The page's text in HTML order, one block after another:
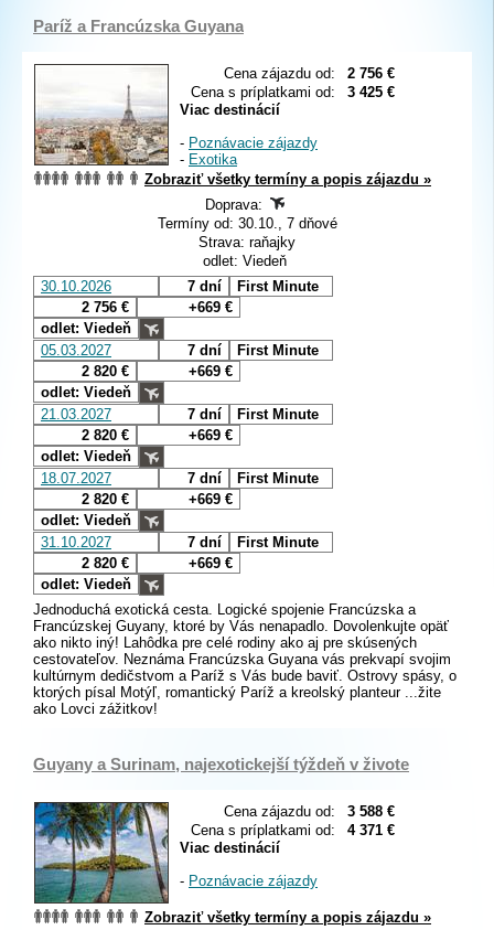
Paríž a Francúzska Guyana
Cena zájazdu od:
2 756 €
Cena s príplatkami od:
3 425 €
Viac destinácií
- Poznávacie zájazdy
- Exotika
Zobraziť všetky termíny a popis zájazdu »
Doprava:
Termíny od: 30.10., 7 dňové
Strava: raňajky
odlet: Viedeň
30.10.2026
7 dní
First Minute
2 756 €
+669 €
odlet: Viedeň
05.03.2027
7 dní
First Minute
2 820 €
+669 €
odlet: Viedeň
21.03.2027
7 dní
First Minute
2 820 €
+669 €
odlet: Viedeň
18.07.2027
7 dní
First Minute
2 820 €
+669 €
odlet: Viedeň
31.10.2027
7 dní
First Minute
2 820 €
+669 €
odlet: Viedeň
Jednoduchá exotická cesta. Logické spojenie Francúzska a
Francúzskej Guyany, ktoré by Vás nenapadlo. Dovolenkujte opäť
ako nikto iný! Lahôdka pre celé rodiny ako aj pre skúsených
cestovateľov. Neznáma Francúzska Guyana vás prekvapí svojim
kultúrnym dedičstvom a Paríž s Vás bude baviť. Ostrovy spásy, o
ktorých písal Motýľ, romantický Paríž a kreolský planteur ...žite
ako Lovci zážitkov!
Guyany a Surinam, najexotickejší týždeň v živote
Cena zájazdu od:
3 588 €
Cena s príplatkami od:
4 371 €
Viac destinácií
- Poznávacie zájazdy
Zobraziť všetky termíny a popis zájazdu »